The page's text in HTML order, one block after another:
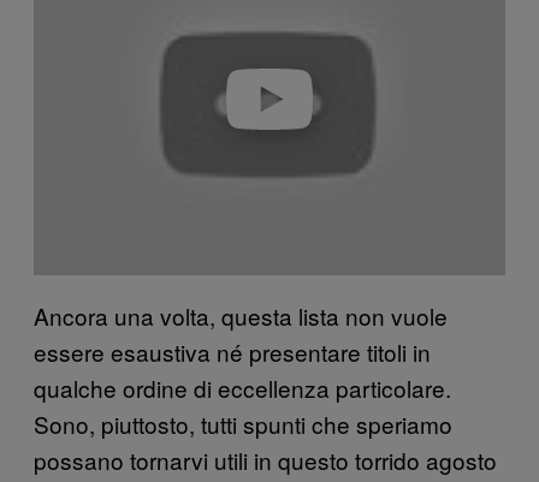
Ancora una volta, questa lista non vuole
essere esaustiva né presentare titoli in
qualche ordine di eccellenza particolare.
Sono, piuttosto, tutti spunti che speriamo
possano tornarvi utili in questo torrido agosto